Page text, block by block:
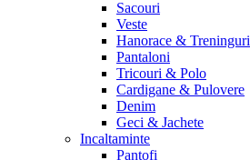
Sacouri
Veste
Hanorace & Treninguri
Pantaloni
Tricouri & Polo
Cardigane & Pulovere
Denim
Geci & Jachete
Incaltaminte
Pantofi